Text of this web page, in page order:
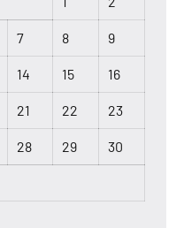
7 8 9
14 15 16
21 22 23
28 29 30